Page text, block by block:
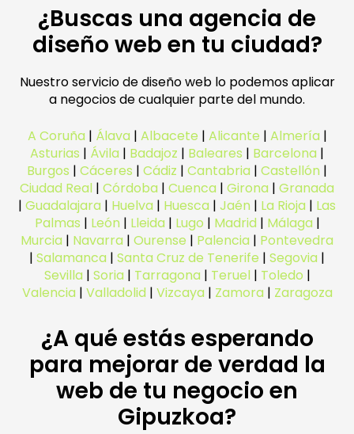
¿Buscas una agencia de
diseño web en tu ciudad?
Nuestro servicio de diseño web lo podemos aplicar
a negocios de cualquier parte del mundo.
A Coruña | Álava | Albacete | Alicante | Almería |
Asturias | Ávila | Badajoz | Baleares | Barcelona |
Burgos | Cáceres | Cádiz | Cantabria | Castellón |
Ciudad Real | Córdoba | Cuenca | Girona | Granada
| Guadalajara | Huelva | Huesca | Jaén | La Rioja | Las
Palmas | León | Lleida | Lugo | Madrid | Málaga |
Murcia | Navarra | Ourense | Palencia | Pontevedra
| Salamanca | Santa Cruz de Tenerife | Segovia |
Sevilla | Soria | Tarragona | Teruel| Toledo |
Valencia | Valladolid | Vizcaya | Zamora | Zaragoza
¿A qué estás esperando
para mejorar de verdad la
web de tu negocio en
Gipuzkoa?